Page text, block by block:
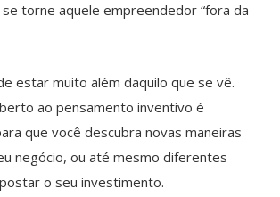
torne aquele empreendedor “fora da
estar muito além daquilo que se vê.
ao pensamento inventivo é
que você descubra novas maneiras
negócio, ou até mesmo diferentes
o seu investimento.